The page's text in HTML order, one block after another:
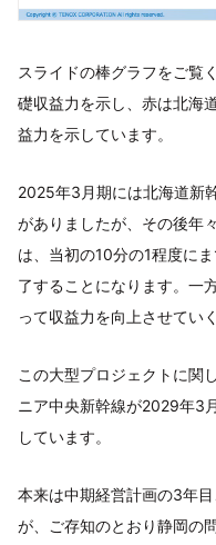
スライドの棒グラフをご覧
礎収益力を示し、赤は北海
益力を示しています。
2025年3月期には北海道新
がありましたが、その後年
は、当初の10分の1程度に
了することになります。一
って収益力を向上させてい
この大型プロジェクトに関
ニア中央新幹線が2029年3
しています。
本来は中期経営計画の3年
が、ご存知のとおり静岡の